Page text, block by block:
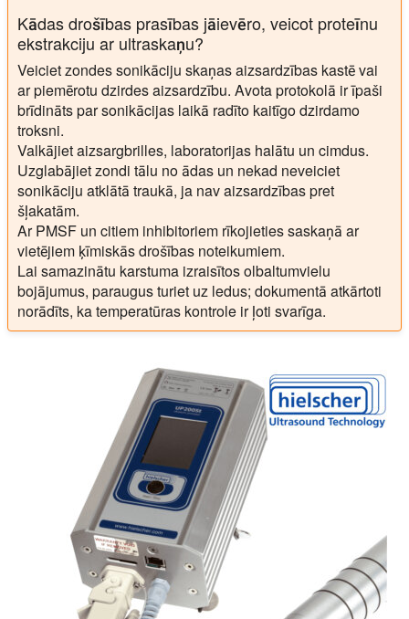
Kādas drošības prasības jāievēro, veicot proteīnu
ekstrakciju ar ultraskaņu?
Veiciet zondes sonikāciju skaņas aizsardzības kastē vai
ar piemērotu dzirdes aizsardzību. Avota protokolā ir īpaši
brīdināts par sonikācijas laikā radīto kaitīgo dzirdamo
troksni.
Valkājiet aizsargbrilles, laboratorijas halātu un cimdus.
Uzglabājiet zondi tālu no ādas un nekad neveiciet
sonikāciju atklātā traukā, ja nav aizsardzības pret
šļakatām.
Ar PMSF un citiem inhibitoriem rīkojieties saskaņā ar
vietējiem ķīmiskās drošības noteikumiem.
Lai samazinātu karstuma izraisītos olbaltumvielu
bojājumus, paraugus turiet uz ledus; dokumentā atkārtoti
norādīts, ka temperatūras kontrole ir ļoti svarīga.